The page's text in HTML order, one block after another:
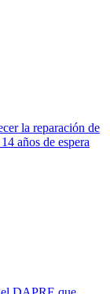
la reparación de
años de espera